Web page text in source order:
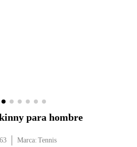
para hombre
Tennis